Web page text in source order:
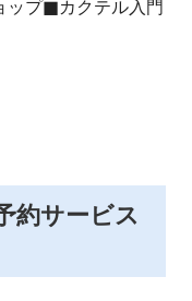
ップ■カクテル入門
約サービス